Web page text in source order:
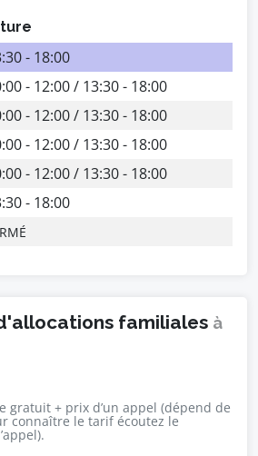
- 18:00
- 12:00 / 13:30 - 18:00
- 12:00 / 13:30 - 18:00
- 12:00 / 13:30 - 18:00
- 12:00 / 13:30 - 18:00
- 18:00
familiales à
gratuit + prix d’un appel (dépend de
connaître le tarif écoutez le